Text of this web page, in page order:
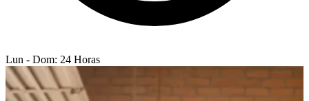
Lun - Dom: 24 Horas